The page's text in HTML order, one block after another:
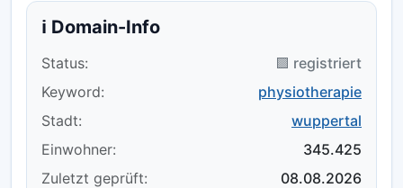
ℹ️ Domain-Info
Status:
🟪 registriert
Keyword:
physiotherapie
Stadt:
wuppertal
Einwohner:
345.425
Zuletzt geprüft:
08.08.2026